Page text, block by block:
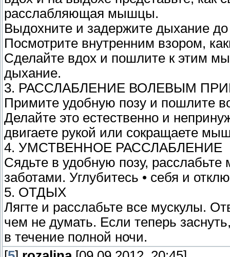
расслабляющая мышцы.
Выдохните и задержите дыхание до
Посмотрите внутренним взором,
Сделайте вдох и пошлите к этим
дыхание.
3. РАССЛАБЛЕНИЕ ВОЛЕВЫМ
Примите удобную позу и пошлите
Делайте это естественно и
двигаете рукой или сокращаете
4. УМСТВЕННОЕ РАССЛАБЛЕНИЕ
Сядьте в удобную позу,
заботами. Углубитесь • себя и
5. ОТДЫХ
Лягте и расслабьте все мускулы.
чем не думать. Если теперь
в течение полной ночи.